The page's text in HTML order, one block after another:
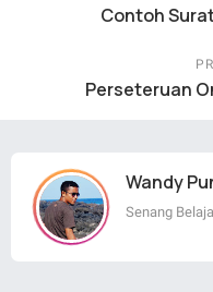
Contoh
Perseteruan
Wandy
Senang